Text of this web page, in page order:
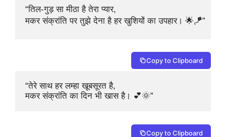
“तिल-गुड़ सा मीठा है तेरा प्यार,
मकर संक्रांति पर तुझे देना है हर खुशियों का उपहार। 🌟🪁”
Copy to Clipboard
“तेरे साथ हर लम्हा खूबसूरत है,
मकर संक्रांति का दिन भी खास है। 💕🌞”
Copy to Clipboard